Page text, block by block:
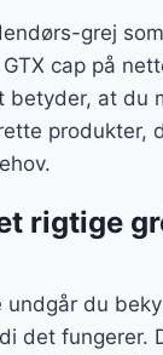
grej
cap på
betyder, at du
produkter,
rigtige
du
det fungerer.